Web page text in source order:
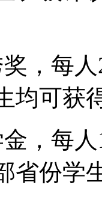
每人
均可获
每人
省份学